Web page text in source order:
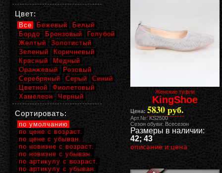
Женские туфли
KingShoe
Цена: 5830 руб.
Арт.№: KS2500
Сезон обуви: Всесезон
Размеры в наличии:
42; 43
описание и цена
Цвет:
Все Бежевый
Белый
Бордо
Бронзовый
Голубой
Желтый
Золотистый
Зеленый
Коричневый
Красный
Медный
Оранжевый
Розовый
Серебряный
Серый
Синий
Цветной
Фиолетовый
Хамелеон
Черный
Сортировать:
по умолчанию
по цене с возраст.
по цене с убыван.
по новизне с возраст.
по новизне с убыван.
по артикулу с возраст.
по артикулу с убыван.